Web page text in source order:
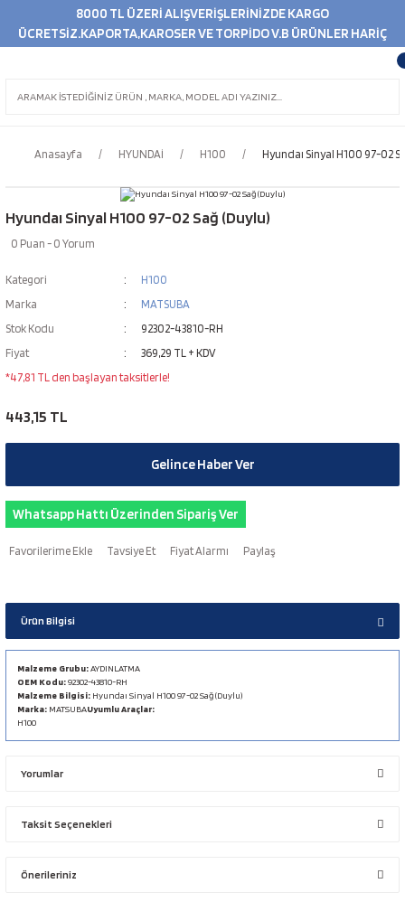
8000 TL ÜZERİ ALIŞVERİŞLERİNİZDE KARGO
ÜCRETSİZ.KAPORTA,KAROSER VE TORPİDO V.B ÜRÜNLER HARİÇ
Anasayfa HYUNDAİ H100 Hyundaı Sinyal H100 97-02
Hyundaı Sinyal H100 97-02 Sağ (Duylu)
0 Puan - 0 Yorum
Kategori
H100
Marka
MATSUBA
Stok Kodu
92302-43810-RH
Fiyat
369,29 TL + KDV
*47,81 TL den başlayan taksitlerle!
443,15 TL
Gelince Haber Ver
Whatsapp Hattı Üzerinden Sipariş Ver
Tavsiye Et Fiyat Alarmı Paylaş
Ürün Bilgisi
Malzeme Grubu:AYDINLATMA
OEM Kodu:92302-43810-RH
Malzeme Bilgisi: Hyundaı Sinyal H100 97-02 Sağ (Duylu)
Marka: MATSUBAUyumlu Araçlar:
H100
Yorumlar
Taksit Seçenekleri
Önerileriniz